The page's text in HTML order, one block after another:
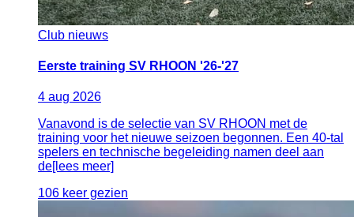
Club nieuws
Eerste training SV RHOON '26-'27
4 aug 2026
Vanavond is de selectie van SV RHOON met de
training voor het nieuwe seizoen begonnen. Een 40-tal
spelers en technische begeleiding namen deel aan
de[lees meer]
106 keer gezien